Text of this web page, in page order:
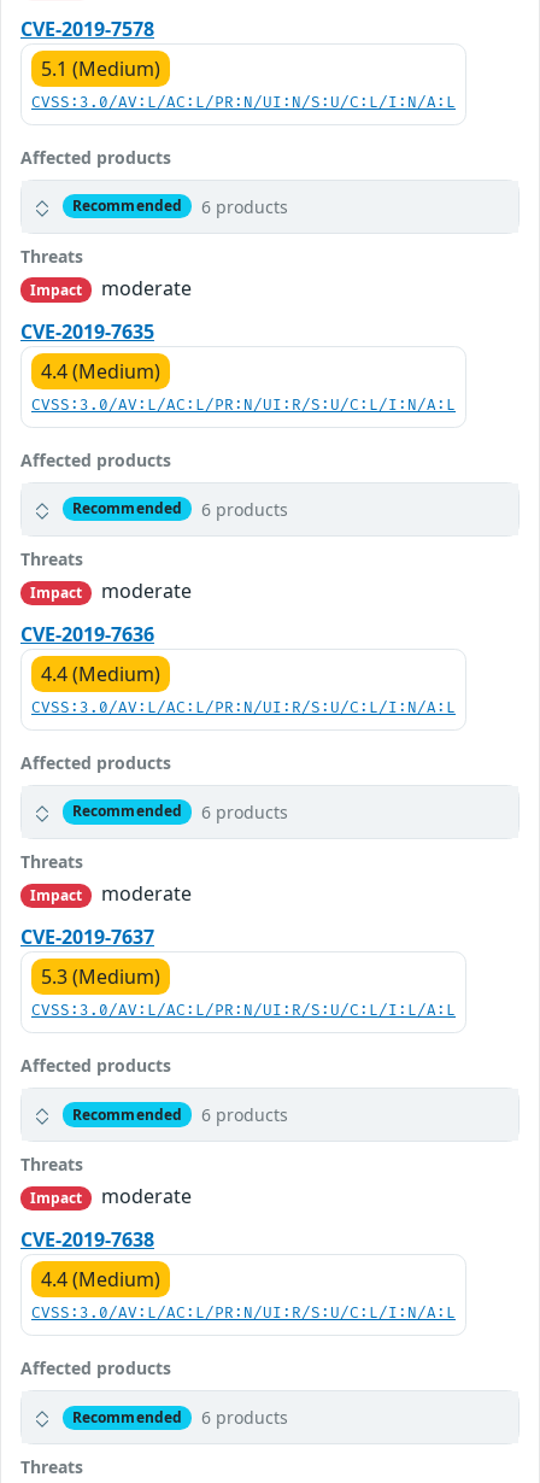
CVE-2019-7578
5.1 (Medium)
CVSS:3.0/AV:L/AC:L/PR:N/UI:N/S:U/C:L/I:N/A:L
Affected products
Recommended 6 products
Threats
Impact
moderate
CVE-2019-7635
4.4 (Medium)
CVSS:3.0/AV:L/AC:L/PR:N/UI:R/S:U/C:L/I:N/A:L
Affected products
Recommended 6 products
Threats
Impact
moderate
CVE-2019-7636
4.4 (Medium)
CVSS:3.0/AV:L/AC:L/PR:N/UI:R/S:U/C:L/I:N/A:L
Affected products
Recommended 6 products
Threats
Impact
moderate
CVE-2019-7637
5.3 (Medium)
CVSS:3.0/AV:L/AC:L/PR:N/UI:R/S:U/C:L/I:L/A:L
Affected products
Recommended 6 products
Threats
Impact
moderate
CVE-2019-7638
4.4 (Medium)
CVSS:3.0/AV:L/AC:L/PR:N/UI:R/S:U/C:L/I:N/A:L
Affected products
Recommended 6 products
Threats